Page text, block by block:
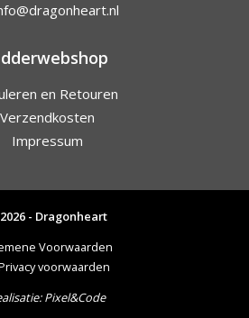
en Retouren
Verzendkosten
Impressum
- Dragonheart
Voorwaarden
voorwaarden
Pixel&Code